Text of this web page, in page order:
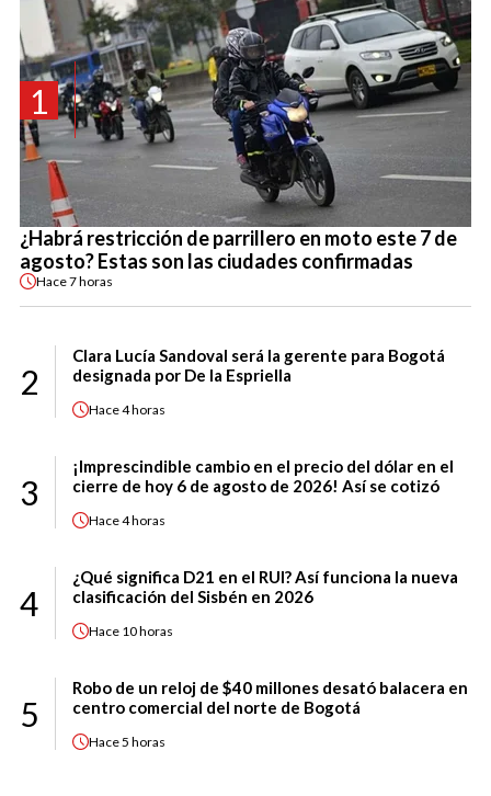
1
¿Habrá restricción de parrillero en moto este 7 de
agosto? Estas son las ciudades confirmadas
Hace7 horas
2
Clara Lucía Sandoval será la gerente para Bogotá
designada por De la Espriella
Hace4 horas
3
¡Imprescindible cambio en el precio del dólar en el
cierre de hoy 6 de agosto de 2026! Así se cotizó
Hace4 horas
4
¿Qué significa D21 en el RUI? Así funciona la nueva
clasificación del Sisbén en 2026
Hace 10 horas
5
Robo de un reloj de $40 millones desató balacera en
centro comercial del norte de Bogotá
Hace5 horas